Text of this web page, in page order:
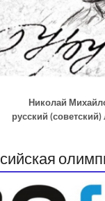
Николай
русский